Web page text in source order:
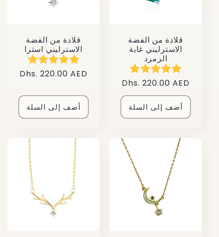
قلادة من الفضة
الاسترليني استرا
سعر
Dhs. 220.00 AED
أضف إلى السلة
قلادة من الفضة
الاسترليني غابة
الزمرد
سعر
عادي
Dhs. 220.00 AED
أضف إلى السلة